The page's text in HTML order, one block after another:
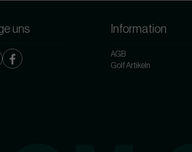
uns Information
AGB
Golf Artikeln